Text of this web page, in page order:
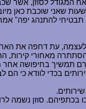
המגודל לסוזן, אשר
שאני שוכבת כאן
תבטיחי להתנהג יפה"
עת דחפה את האח
מאחורי קירות,
תמשיך בחיפושה
בכדי לוודא כי
בכתפיהם. סוזן נשמה